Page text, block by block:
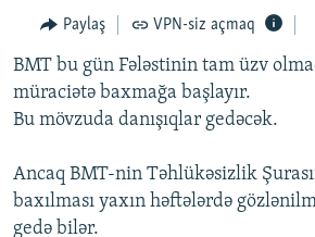
FƏRQƏ BAX
QANUNI DOĞRU
ARAŞDIRMA
VIDEO
FOTOQALEREYA
RADIO ARXIV
OXU ZALI
HAQQIMIZDA
Paylaş VPN-siz açmaq
BMT bu gün Fələstinin tam üzv
müraciətə baxmağa başlayır.
Bu mövzuda danışıqlar gedəcək.
Ancaq BMT-nin Təhlükəsizlik
baxılması yaxın həftələrdə
gedə bilər.